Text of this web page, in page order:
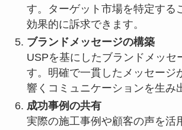
す。ターゲット市場を特定する
効果的に訴求できます。
ブランドメッセージの構築
USPを基にしたブランドメッセ
す。明確で一貫したメッセージ
響くコミュニケーションを生み
成功事例の共有
実際の施工事例や顧客の声を活